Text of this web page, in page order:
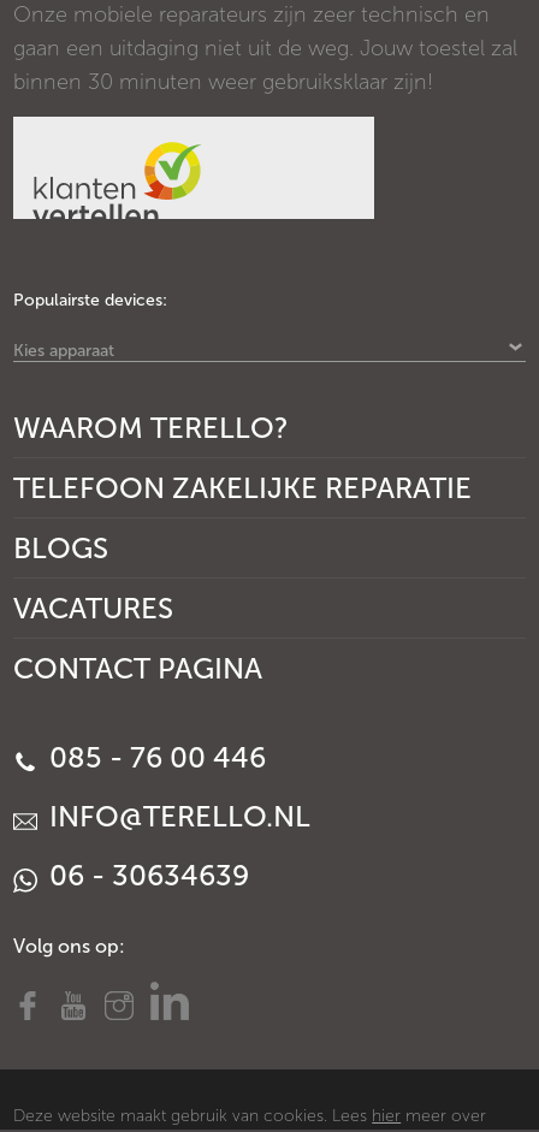
Onze mobiele reparateurs zijn zeer technisch en
gaan een uitdaging niet uit de weg. Jouw toestel zal
binnen 30 minuten weer gebruiksklaar zijn!
Populairste devices:
Kies apparaat
WAAROM TERELLO?
TELEFOON ZAKELIJKE REPARATIE
BLOGS
VACATURES
CONTACT PAGINA
085 - 76 00 446
INFO@TERELLO.NL
06 - 30634639
Volg ons op:
Deze website maakt gebruik van cookies. Lees hier meer over